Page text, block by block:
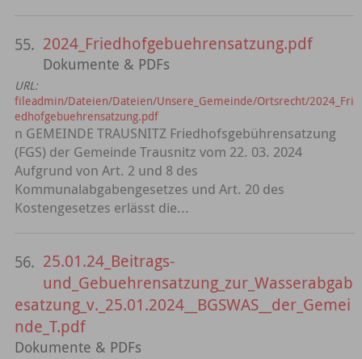
55. 2024_Friedhofgebuehrensatzung.pdf
Dokumente & PDFs
URL:
fileadmin/Dateien/Dateien/Unsere_Gemeinde/Ortsrecht/2024_Fri
edhofgebuehrensatzung.pdf
n GEMEINDE TRAUSNITZ Friedhofsgebührensatzung
(FGS) der Gemeinde Trausnitz vom 22. 03. 2024
Aufgrund von Art. 2 und 8 des
Kommunalabgabengesetzes und Art. 20 des
Kostengesetzes erlässt die...
56. 25.01.24_Beitrags-
und_Gebuehrensatzung_zur_Wasserabgab
esatzung_v._25.01.2024__BGSWAS__der_Gemei
nde_T.pdf
Dokumente & PDFs